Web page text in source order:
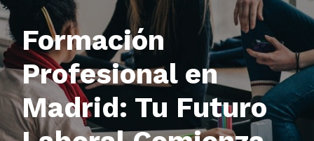
Formación
Profesional en
Madrid: Tu Futuro